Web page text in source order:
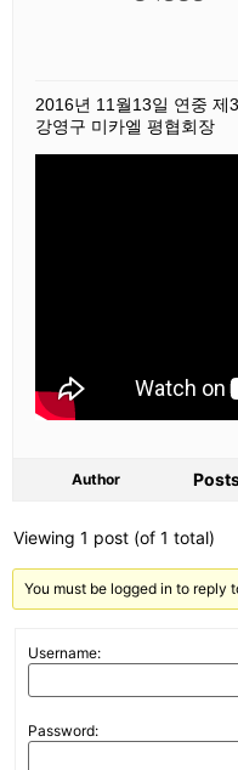
2016년 11월13일 연중 제
강영구 미카엘 평협회장
Author
Viewing 1 post (of 1 total)
You must be logged in to reply
Username:
Password: